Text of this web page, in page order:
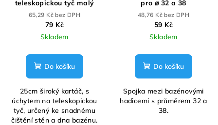
teleskopickou tyč malý
65,29 Kč bez DPH
79 Kč
Skladem
Do košíku
25cm široký kartáč, s
úchytem na teleskopickou
tyč, určený ke snadnému
čištění stěn a dna bazénu.
pro ⌀ 32 a 38
48,76 Kč bez DPH
59 Kč
Skladem
Do košíku
Spojka mezi bazénovými
hadicemi s průměrem 32 a
38.